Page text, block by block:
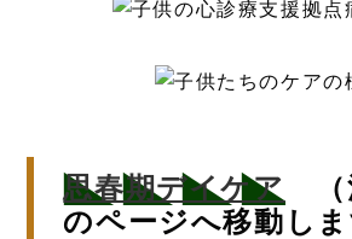
思春期デイケア
（
のページへ移動し